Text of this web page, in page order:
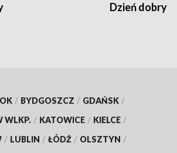
Dzień dobry
/ BYDGOSZCZ / GDAŃSK /
WLKP. / KATOWICE / KIELCE /
/ LUBLIN / ŁÓDŹ / OLSZTYN /